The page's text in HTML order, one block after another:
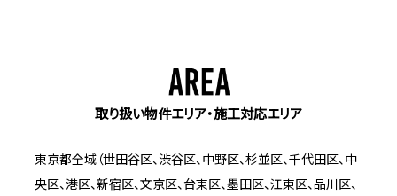
取り扱い物件エリア・施工対応エリア
東京都全域（世田谷区、渋谷区、中野区、杉並区、千代田区、中
央区、港区、新宿区、文京区、台東区、墨田区、江東区、品川区、